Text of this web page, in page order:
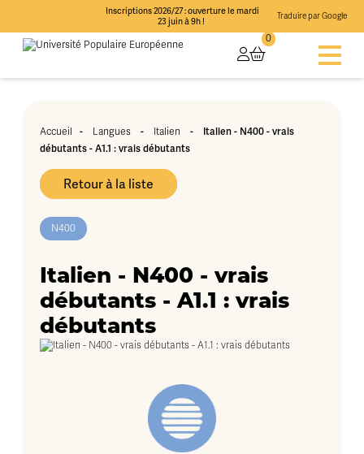
Inscriptions 2026/27 : ouverture le mardi
23 juin à 9h !
Traduire par Google
0
Accueil - Langues - Italien - Italien - N400 - vrais
débutants - A1.1 : vrais débutants
Retour à la liste
N400
Italien - N400 - vrais
débutants - A1.1 : vrais
débutants